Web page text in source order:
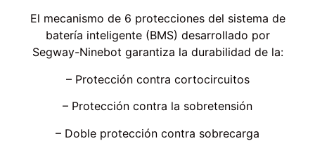
El mecanismo de 6 protecciones del sistema de
batería inteligente (BMS) desarrollado por
Segway-Ninebot garantiza la durabilidad de la:
– Protección contra cortocircuitos
– Protección contra la sobretensión
– Doble protección contra sobrecarga